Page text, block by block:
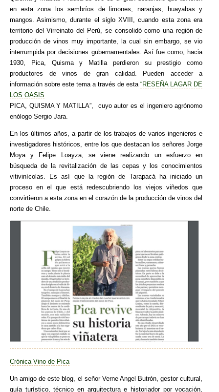
en esta zona los sembríos de limones, naranjas, huayabas y
mangos. Asimismo, durante el siglo XVIII, cuando esta zona era
territorio del Virreinato del Perú, se consolidó como una región de
producción de vinos muy importante, la cual sin embargo, se vio
interrumpida por decisiones gubernamentales. Así fue como, hacia
1930, Pica, Quisma y Matilla perdieron su prestigio como
productores de vinos de gran calidad. Pueden acceder a
información sobre este tema a través de esta“RESEÑA LAGAR DE
LOS OASIS
PICA, QUISMA Y MATILLA”, cuyo autor es el ingeniero agrónomo
enólogo Sergio Jara.
En los últimos años, a partir de los trabajos de varios ingenieros e
investigadores históricos, entre los que destacan los señores Jorge
Moya y Felipe Loayza, se viene realizando un esfuerzo en
búsqueda de la revitalización de las cepas y los conocimientos
vitivinícolas. Es así que la región de Tarapacá ha iniciado un
proceso en el que está redescubriendo los viejos viñedos que
convirtieron a esta zona en el corazón de la producción de vinos del
norte de Chile.
Crónica Vino de Pica
Un amigo de este blog, el señor Verne Angel Butrón, gestor cultural,
guía turístico, técnico en arquitectura e historiador por vocación,